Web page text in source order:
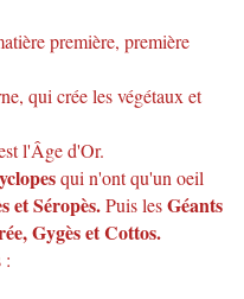
première, première
qui crée les végétaux et
l'Âge d'Or.
qui n'ont qu'un oeil
et Séropès.Puis lesGéants
Gygès et Cottos.
: